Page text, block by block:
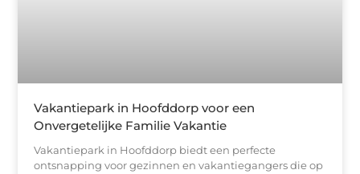
Vakantiepark in Hoofddorp voor een
Onvergetelijke Familie Vakantie
Vakantiepark in Hoofddorp biedt een perfecte
ontsnapping voor gezinnen en vakantiegangers die op